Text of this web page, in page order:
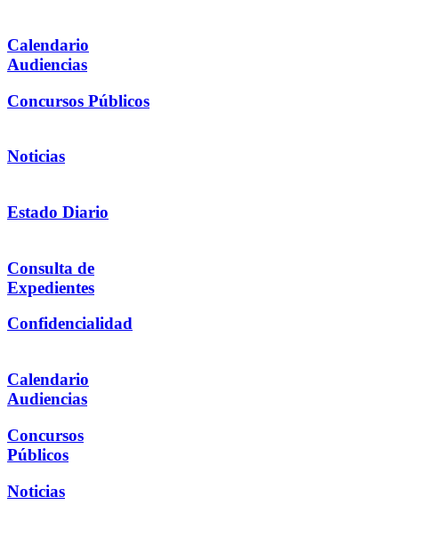
Calendario
Audiencias
Concursos Públicos
Noticias
Estado Diario
Consulta de
Expedientes
Confidencialidad
Calendario
Audiencias
Concursos
Públicos
Noticias